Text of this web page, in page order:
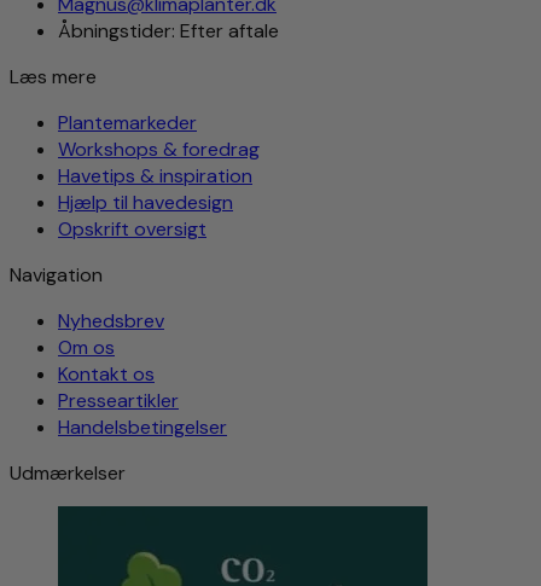
Åbningstider: Efter aftale
Læs mere
Plantemarkeder
Workshops & foredrag
Havetips & inspiration
Hjælp til havedesign
Opskrift oversigt
Navigation
Nyhedsbrev
Om os
Kontakt os
Presseartikler
Handelsbetingelser
Udmærkelser